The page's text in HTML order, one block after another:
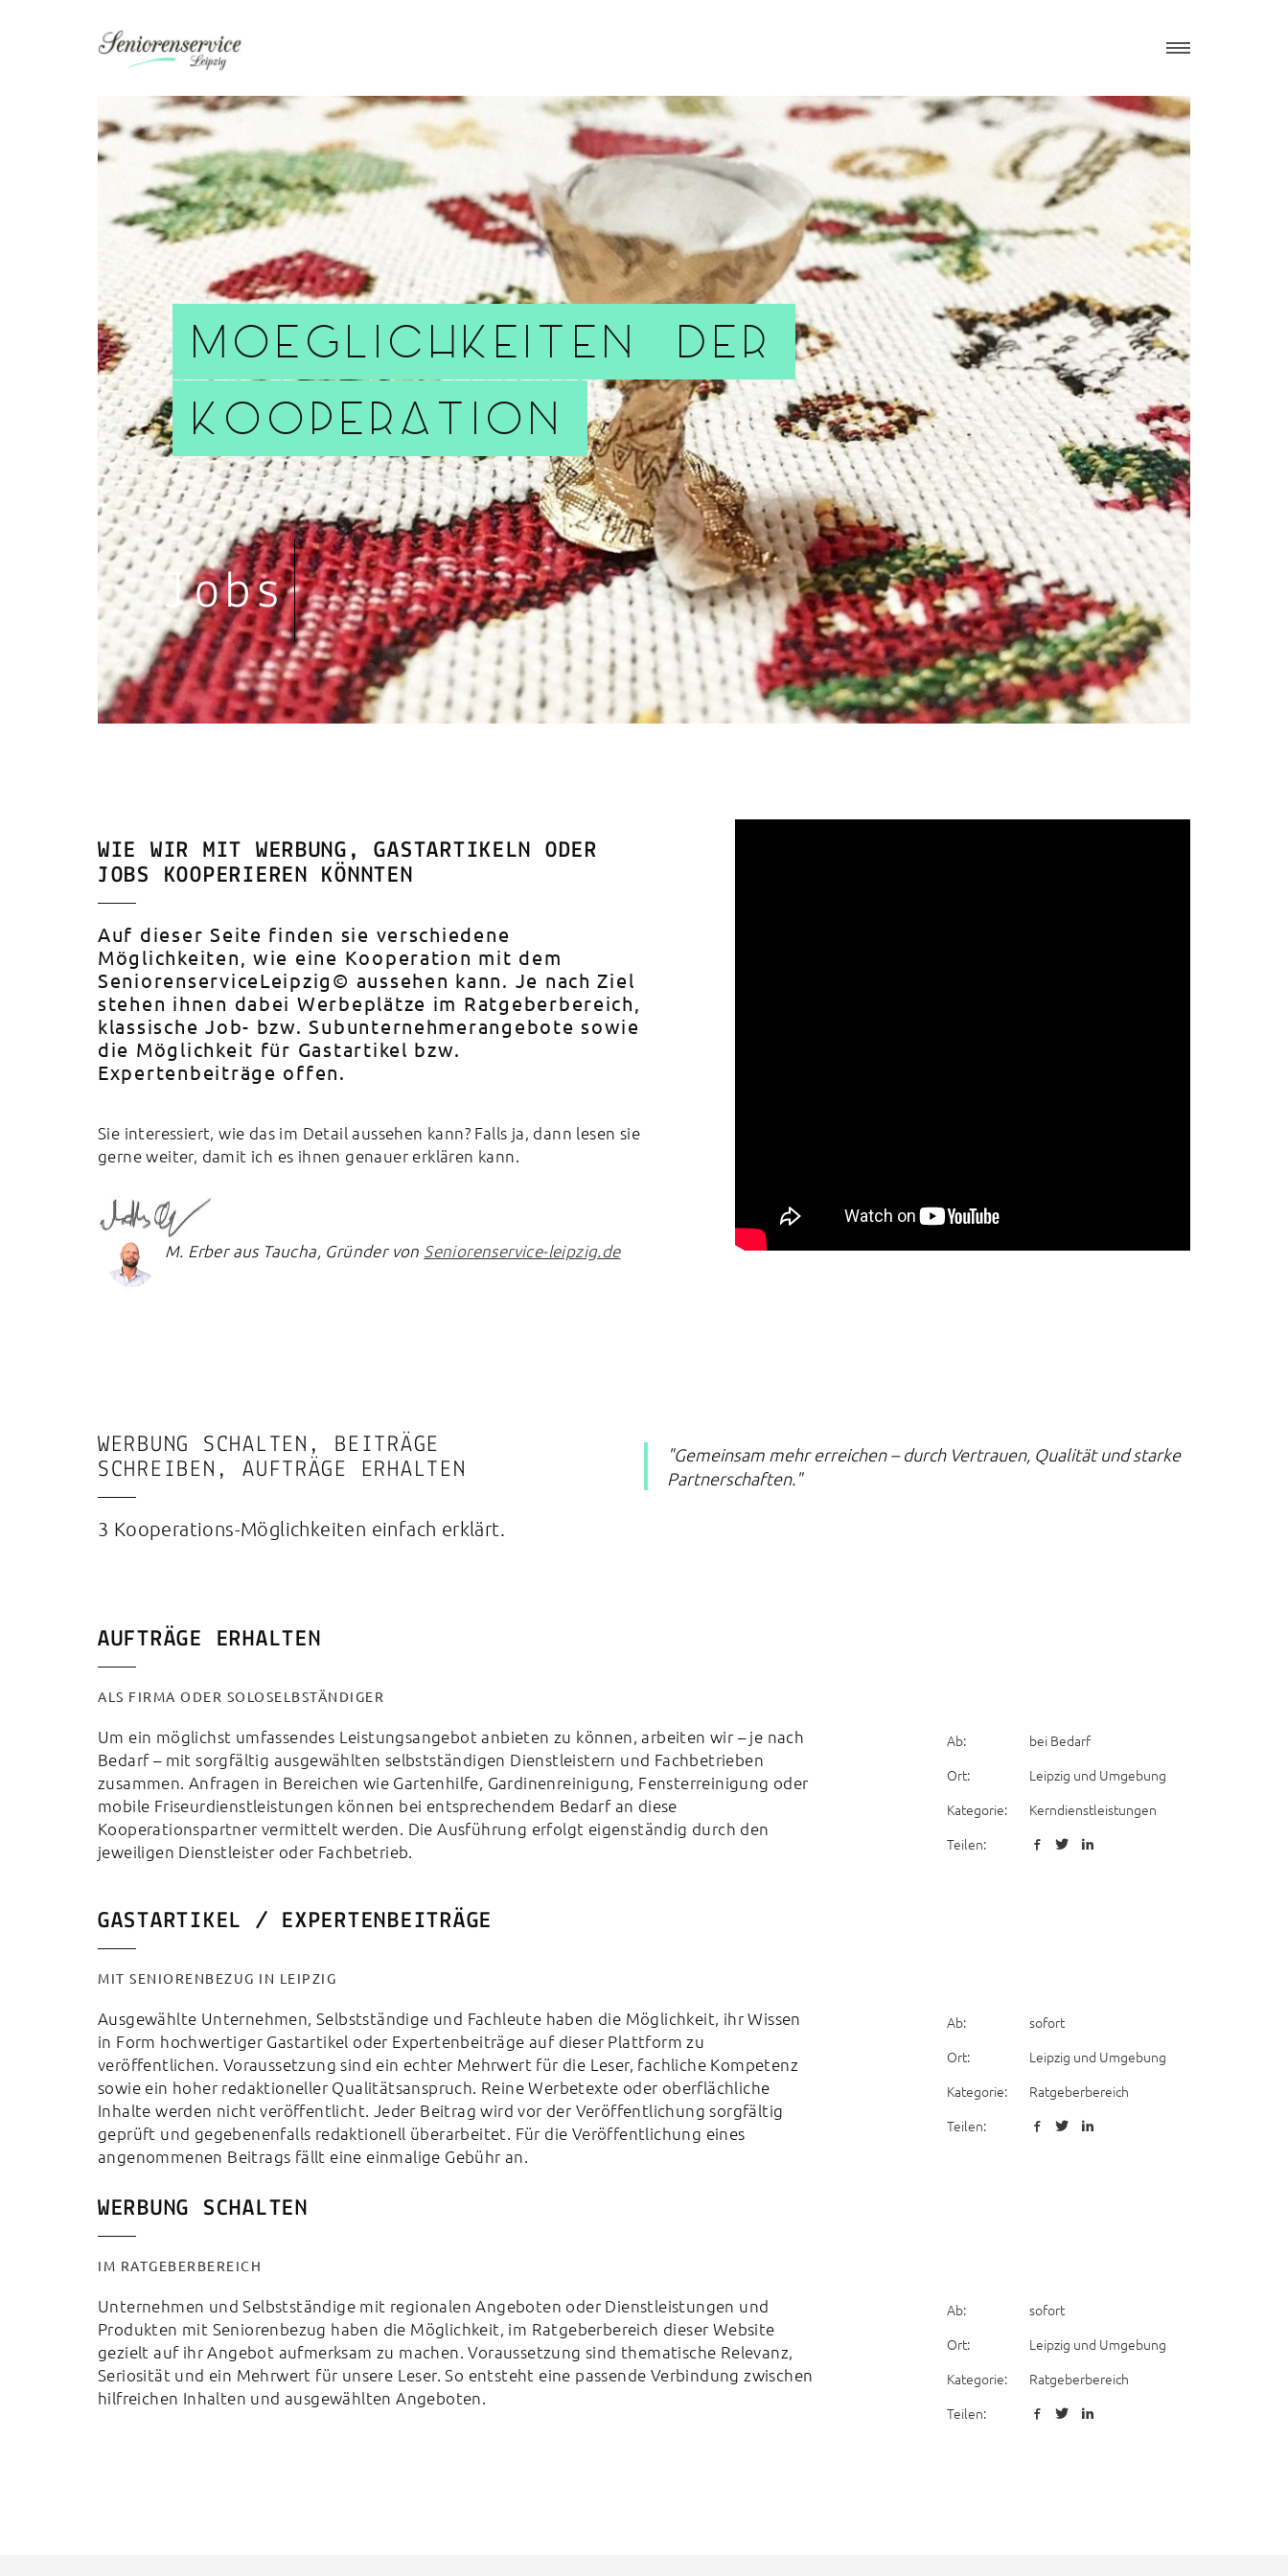
Moeglichkeiten der
Kooperation
Jobs
WIE WIR MIT WERBUNG, GASTARTIKELN ODER
JOBS KOOPERIEREN KÖNNTEN
Auf dieser Seite finden sie verschiedene
Möglichkeiten, wie eine Kooperation mit dem
SeniorenserviceLeipzig© aussehen kann. Je nach Ziel
stehen ihnen dabei Werbeplätze im Ratgeberbereich,
klassische Job- bzw. Subunternehmerangebote sowie
die Möglichkeit für Gastartikel bzw.
Expertenbeiträge offen.
Sie interessiert, wie das im Detail aussehen kann? Falls ja, dann lesen sie
gerne weiter, damit ich es ihnen genauer erklären kann.
M. Erber aus Taucha, Gründer von Seniorenservice-leipzig.de
WERBUNG SCHALTEN, BEITRÄGE
SCHREIBEN, AUFTRÄGE ERHALTEN
3 Kooperations-Möglichkeiten einfach erklärt.
"Gemeinsam mehr erreichen – durch Vertrauen, Qualität und starke
Partnerschaften."
AUFTRÄGE ERHALTEN
ALS FIRMA ODER SOLOSELBSTÄNDIGER
Um ein möglichst umfassendes Leistungsangebot anbieten zu können, arbeiten wir – je nach
Bedarf – mit sorgfältig ausgewählten selbstständigen Dienstleistern und Fachbetrieben
zusammen. Anfragen in Bereichen wie Gartenhilfe, Gardinenreinigung, Fensterreinigung oder
mobile Friseurdienstleistungen können bei entsprechendem Bedarf an diese
Kooperationspartner vermittelt werden. Die Ausführung erfolgt eigenständig durch den
jeweiligen Dienstleister oder Fachbetrieb.
Ab:
bei Bedarf
Ort:
Leipzig und Umgebung
Kategorie:
Kerndienstleistungen
Teilen:
GASTARTIKEL / EXPERTENBEITRÄGE
MIT SENIORENBEZUG IN LEIPZIG
Ausgewählte Unternehmen, Selbstständige und Fachleute haben die Möglichkeit, ihr Wissen
in Form hochwertiger Gastartikel oder Expertenbeiträge auf dieser Plattform zu
veröffentlichen. Voraussetzung sind ein echter Mehrwert für die Leser, fachliche Kompetenz
sowie ein hoher redaktioneller Qualitätsanspruch. Reine Werbetexte oder oberflächliche
Inhalte werden nicht veröffentlicht. Jeder Beitrag wird vor der Veröffentlichung sorgfältig
geprüft und gegebenenfalls redaktionell überarbeitet. Für die Veröffentlichung eines
angenommenen Beitrags fällt eine einmalige Gebühr an.
Ab:
sofort
Ort:
Leipzig und Umgebung
Kategorie:
Ratgeberbereich
Teilen:
WERBUNG SCHALTEN
IM RATGEBERBEREICH
Unternehmen und Selbstständige mit regionalen Angeboten oder Dienstleistungen und
Produkten mit Seniorenbezug haben die Möglichkeit, im Ratgeberbereich dieser Website
gezielt auf ihr Angebot aufmerksam zu machen. Voraussetzung sind thematische Relevanz,
Seriosität und ein Mehrwert für unsere Leser. So entsteht eine passende Verbindung zwischen
hilfreichen Inhalten und ausgewählten Angeboten.
Ab:
sofort
Ort:
Leipzig und Umgebung
Kategorie:
Ratgeberbereich
Teilen: